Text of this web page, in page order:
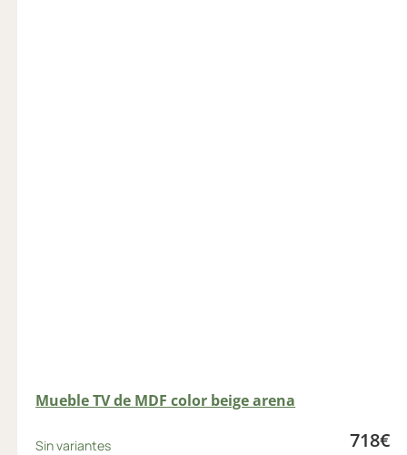
Mueble TV de MDF color beige arena
Sin variantes 718€